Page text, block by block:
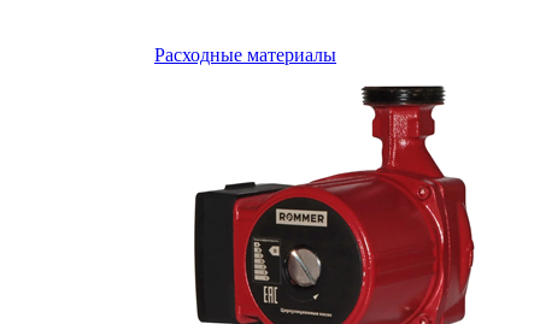
Расходные материалы